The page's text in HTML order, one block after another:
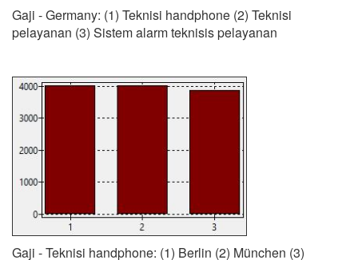
Gaji - Germany: (1) Teknisi handphone (2) Teknisi
pelayanan (3) Sistem alarm teknisis pelayanan
Gaji - Teknisi handphone: (1) Berlin (2) München (3)